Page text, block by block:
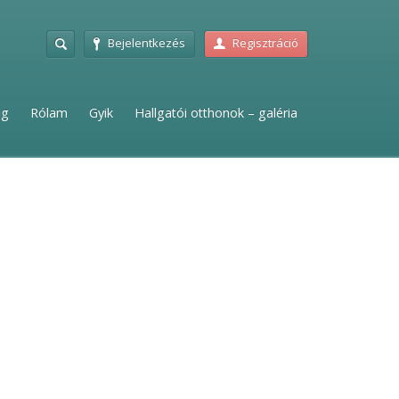
Bejelentkezés Regisztráció
Rólam Gyik Hallgatói otthonok – galéria